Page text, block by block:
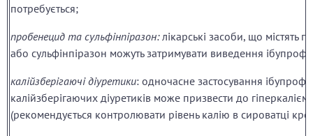
потребується;
пробенецид та сульфінпіразон:лікарські засоби, що містять
або сульфінпіразон можуть затримувати виведення
калійзберігаючі діуретики: одночасне застосування
калійзберігаючих діуретиків може призвести до
(рекомендується контролювати рівень калію в сироватці